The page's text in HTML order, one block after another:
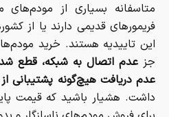
متاسفانه بسیاری از مودم‌های
فریمورهای قدیمی دارند یا از
این تاییدیه هستند. خرید
جز عدم اتصال به شبکه، قطع
عدم دریافت هیچ‌گونه پشتیبانی
داشت. هشیار باشید که قیمت